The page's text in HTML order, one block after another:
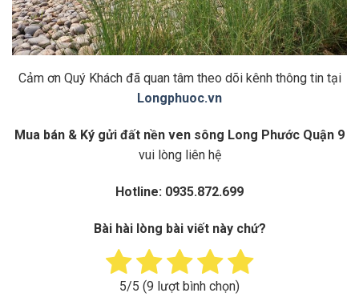
Cảm ơn Quý Khách đã quan tâm theo dõi kênh thông tin tại
Longphuoc.vn
Mua bán & Ký gửi đất nền ven sông Long Phước Quận 9
vui lòng liên hệ
Hotline: 0935.872.699
Bài hài lòng bài viết này chứ?
5/5 (9 lượt bình chọn)